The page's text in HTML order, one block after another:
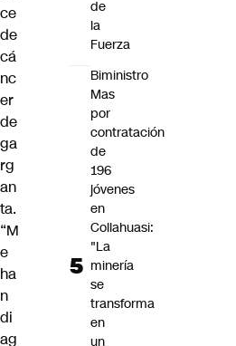
ce
de
cá
nc
er
de
ga
rg
an
ta.
“M
e
ha
n
di
ag
de
la
Fuerza
Biministro
Mas
por
contratación
de
196
jóvenes
en
Collahuasi:
"La
minería
se
transforma
en
un